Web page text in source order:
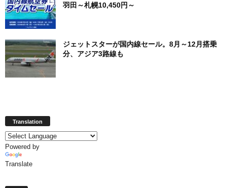
羽田～札幌10,450円～
ジェットスターが国内線セール。8月～12月搭乗
分、アジア3路線も
Translation
Powered by
Translate